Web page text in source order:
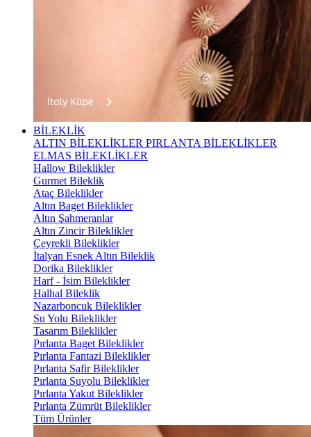
BİLEKLİK
ALTIN BİLEKLİKLER PIRLANTA BİLEKLİKLER
ELMAS BİLEKLİKLER
Hallow Bileklikler
Gurmet Bileklik
Ataç Bileklikler
Altın Baget Bileklikler
Altın Şahmeranlar
Altın Zincir Bileklikler
Çeyrekli Bileklikler
İtalyan Esnek Altın Bileklik
Dorika Bileklikler
Harf - İsim Bileklikler
Halhal Bileklik
Nazarboncuk Bileklikler
Su Yolu Bileklikler
Tasarım Bileklikler
Pırlanta Baget Bileklikler
Pırlanta Fantazi Bileklikler
Pırlanta Safir Bileklikler
Pırlanta Suyolu Bileklikler
Pırlanta Yakut Bileklikler
Pırlanta Zümrüt Bileklikler
Tüm Ürünler